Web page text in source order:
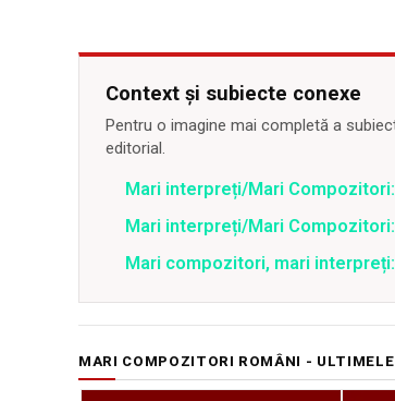
Context și subiecte conexe
Pentru o imagine mai completă a
editorial.
Mari interpreți/Mari
Mari interpreți/Mari
Mari compozitori, mari
MARI COMPOZITORI ROMÂNI -